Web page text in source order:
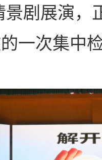
剧展演，
一次集中